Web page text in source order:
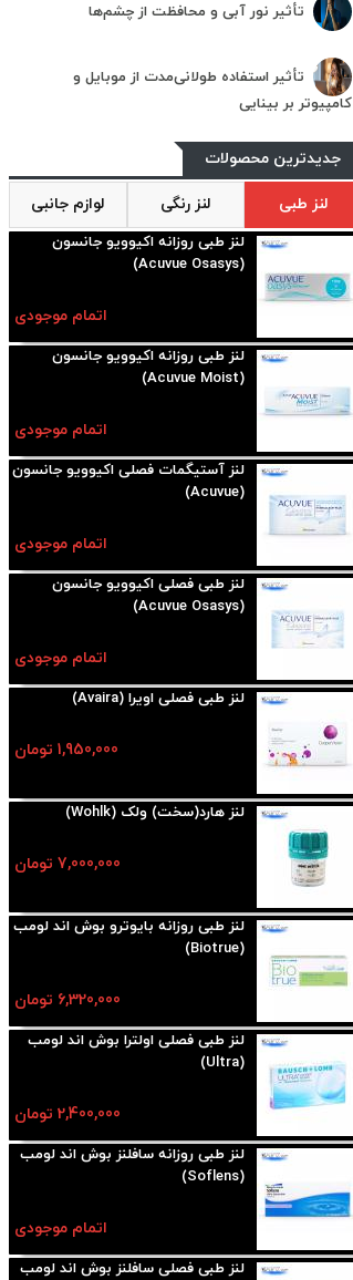
تأثیر نور آبی و محافظت از چشم‌ها
تأثیر استفاده طولانی‌مدت از موبایل و
کامپیوتر بر بینایی
جدیدترین محصولات
لنز طبی لنز رنگی لوازم جانبی
لنز طبی روزانه اکیوویو جانسون
(Acuvue Osasys)
اتمام موجودی
لنز طبی روزانه اکیوویو جانسون
(Acuvue Moist)
اتمام موجودی
لنز آستیگمات فصلی اکیوویو جانسون
(Acuvue)
اتمام موجودی
لنز طبی فصلی اکیوویو جانسون
(Acuvue Osasys)
اتمام موجودی
لنز طبی فصلی اویرا (Avaira)
1,950,000 تومان
لنز هارد(سخت) ولک (Wohlk)
7,000,000 تومان
لنز طبی روزانه بایوترو بوش اند لومب
(Biotrue)
6,320,000 تومان
لنز طبی فصلی اولترا بوش اند لومب
(Ultra)
2,400,000 تومان
لنز طبی روزانه سافلنز بوش اند لومب
(Soflens)
اتمام موجودی
لنز طبی فصلی سافلنز بوش اند لومب